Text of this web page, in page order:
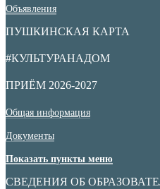
Объявления
ПУШКИНСКАЯ КАРТА
#КУЛЬТУРАНАДОМ
ПРИЁМ 2026-2027
Общая информация
Документы
Показать пункты меню
СВЕДЕНИЯ ОБ